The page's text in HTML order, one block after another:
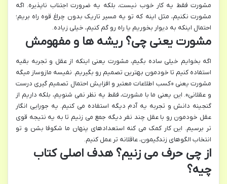
مشورت فقط یه کار خوب نیست، بلکه یه ضرورت اجتناب ناپذیره. اگه
مشورت نکنیم، مثل اینه که تو یه مسیر تاریک بدون چراغ قوه راه بریم؛
احتمال اینکه به دیوار بخوریم یا راه رو گم کنیم، خیلی زیاده.
مشورت یعنی چی؟ ریشه ها و مفهومش
اگه بخوایم خیلی ساده بگیم، مشورت یعنی اینکه از عقل و تجربه بقیه
استفاده کنیم تا خودمون بهترین تصمیم رو بگیریم. نفیسه مازوساز میگه
مشورت یعنی «کسب اطلاعات معتبر و افزایش احتمال تصمیم گیری درست
و عقلانی». این یعنی ما با مشورت، فقط یه نظر نمی شنویم، بلکه داریم از
گنجینه دانش و تجربه یه آدم دیگه استفاده می کنیم. یه جورایی انگار
عقل خودمون رو با عقل چند نفر دیگه جمع می زنیم تا به یه نتیجه قوی
تر برسیم. این کار کمک می کنه استعدادهای پنهان ما شکوفا بشن و تو
انتخاب الگوهای زندگیمون، عاقلانه تر عمل کنیم.
از چی حرف می زنیم؟ هدف اصلی کتاب
چیه؟